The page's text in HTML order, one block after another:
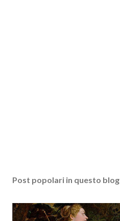
Post popolari in questo blog